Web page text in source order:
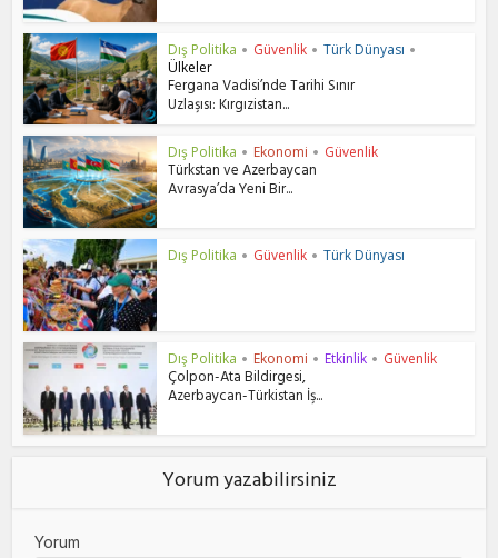
Dış Politika • Güvenlik • Türk Dünyası •
Ülkeler
Fergana Vadisi’nde Tarihi Sınır
Uzlaşısı: Kırgızistan...
Dış Politika • Ekonomi • Güvenlik
Türkstan ve Azerbaycan
Avrasya’da Yeni Bir...
Dış Politika • Güvenlik • Türk Dünyası
Dış Politika • Ekonomi • Etkinlik • Güvenlik
Çolpon-Ata Bildirgesi,
Azerbaycan-Türkistan İş...
Yorum yazabilirsiniz
Yorum